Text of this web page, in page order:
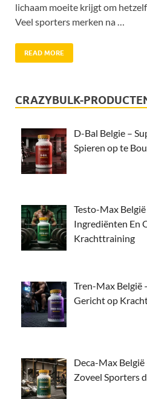
lichaam moeite krijgt om
Veel sporters merken na …
READ MORE
CRAZYBULK-
D-Bal Belgie –
Spieren op te
Testo-Max
Ingrediënten En
Krachttraining
Tren-Max België
Gericht op
Deca-Max
Zoveel Sporters